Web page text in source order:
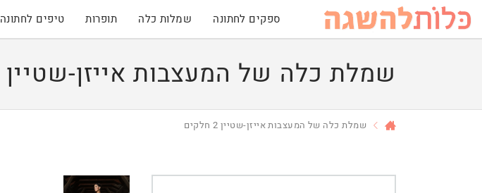
ספקים לחתונה שמלות כלה תופרות טיפים לחתונה
שמלת כלה של המעצבות אייזן-שטיין 2 חלקים
שמלת כלה של המעצבות אייזן-שטיין 2 חלקים